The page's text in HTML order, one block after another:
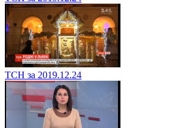
ТСН за 2019.12.24